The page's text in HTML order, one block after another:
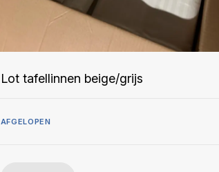
Lot tafellinnen beige/grijs
AFGELOPEN